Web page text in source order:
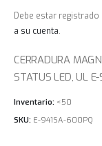
Debe estar
a su cuenta.
CERRADURA
STATUS LED, UL
Inventario: <50
SKU: E-941SA-600PQ